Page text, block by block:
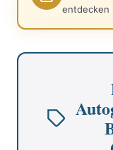
entdecken